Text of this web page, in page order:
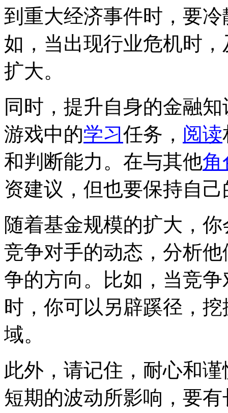
到重大经济事件时，要
如，当出现行业危机时
扩大。
同时，提升自身的金融
游戏中的学习任务， 阅读
和判断能力。在与其他角
资建议，但也要保持自
随着基金规模的扩大，
竞争对手的动态，分析
争的方向。比如，当竞
时，你可以另辟蹊径，
域。
此外，请记住，耐心和
短期的波动所影响，要